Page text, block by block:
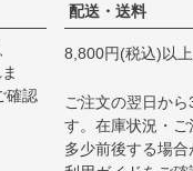
確認
配送・送料
8,800円(税込)以
ご注文の翌日か
す。在庫状況・ご
多少前後する場